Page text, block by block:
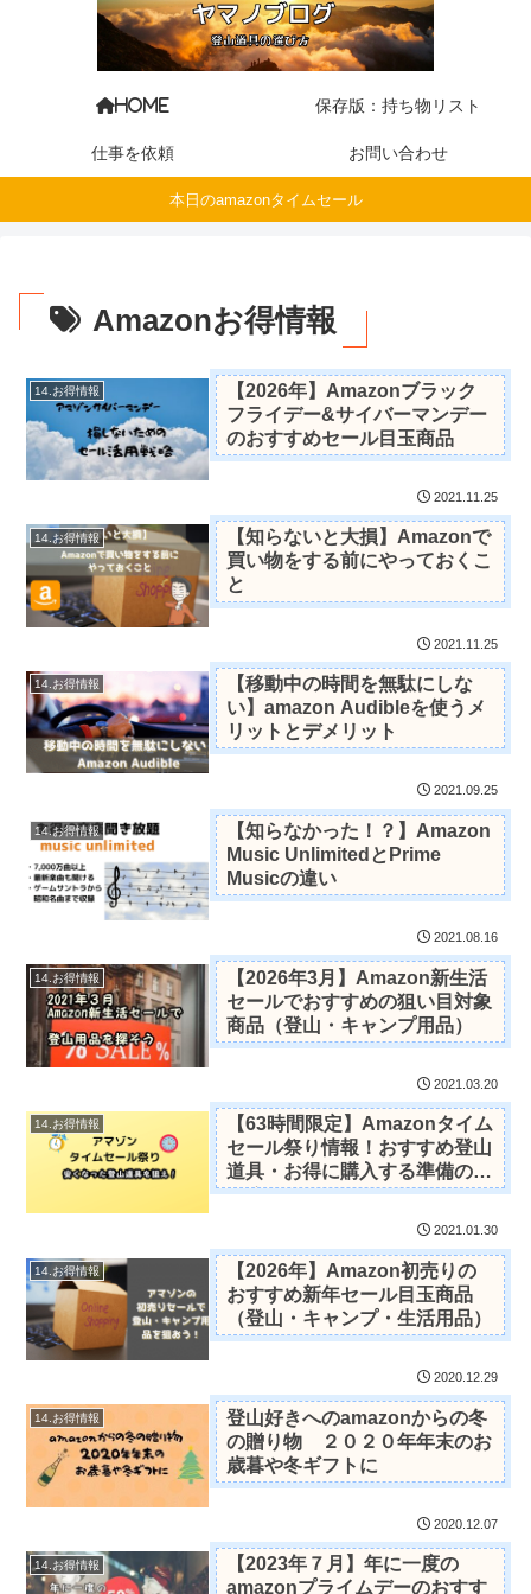
HOME 保存版：持ち物リスト
仕事を依頼 お問い合わせ
本日のamazonタイムセール
Amazonお得情報
14.お得情報
【2026年】Amazonブラック
フライデー&サイバーマンデー
のおすすめセール目玉商品
2021.11.25
14.お得情報
【知らないと大損】Amazonで
買い物をする前にやっておくこ
と
2021.11.25
14.お得情報
【移動中の時間を無駄にしな
い】amazon Audibleを使うメ
リットとデメリット
2021.09.25
14.お得情報
【知らなかった！？】Amazon
Music UnlimitedとPrime
Musicの違い
2021.08.16
14.お得情報
【2026年3月】Amazon新生活
セールでおすすめの狙い目対象
商品（登山・キャンプ用品）
2021.03.20
14.お得情報
【63時間限定】Amazonタイム
セール祭り情報！おすすめ登山
道具・お得に購入する準備のま
とめ
2021.01.30
14.お得情報
【2026年】Amazon初売りの
おすすめ新年セール目玉商品
（登山・キャンプ・生活用品）
2020.12.29
14.お得情報
登山好きへのamazonからの冬
の贈り物 ２０２０年年末のお
歳暮や冬ギフトに
2020.12.07
14.お得情報
【2023年７月】年に一度の
amazonプライムデーのおすす